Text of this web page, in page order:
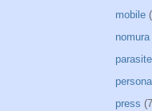
mobile
nomura
persona
press